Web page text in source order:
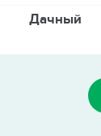
Дачный